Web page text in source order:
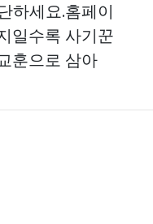
하세요.홈페이
일수록 사기꾼
훈으로 삼아